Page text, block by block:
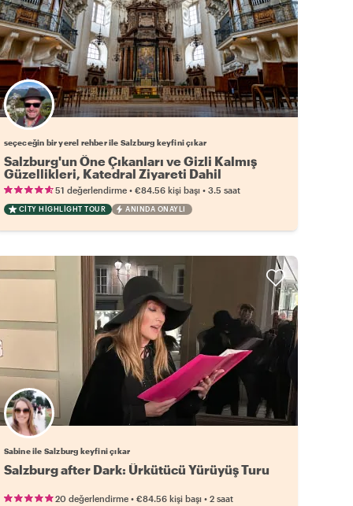
Favori yerel rehberini seç
seçeceğin bir yerel rehber ile Salzburg keyfini çıkar
Salzburg'un Öne Çıkanları ve Gizli Kalmış
Güzellikleri, Katedral Ziyareti Dahil
51 değerlendirme• €84.56 kişi başı• 3.5 saat
CITY HIGHLIGHT TOUR ANINDA ONAYLI
Sabine ile Salzburg keyfini çıkar
Salzburg after Dark: Ürkütücü Yürüyüş Turu
20 değerlendirme• €84.56 kişi başı• 2 saat